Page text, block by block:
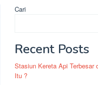
Cari
Recent Posts
Stasiun Kereta Api Terbesar
Itu ?